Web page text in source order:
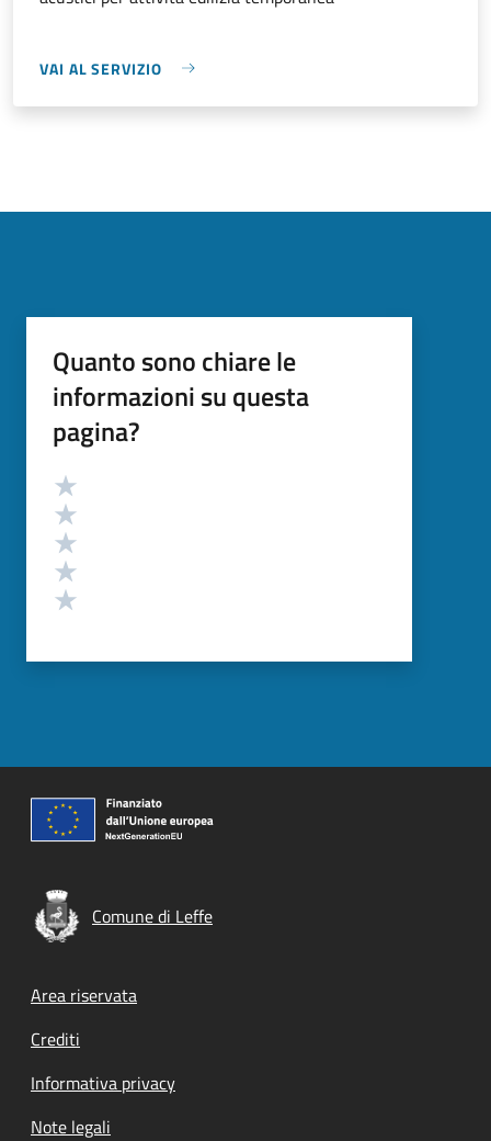
VAI AL SERVIZIO
Quanto sono chiare le
informazioni su questa
pagina?
Valutazione
Comune di Leffe
Footer menu
Area riservata
Crediti
Informativa privacy
Note legali